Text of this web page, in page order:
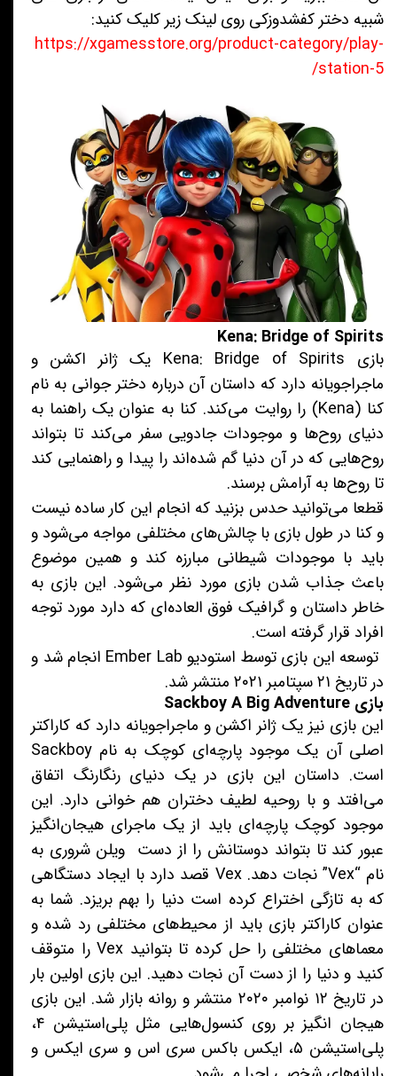
شبیه دختر کفشدوزکی روی لینک زیر کلیک کنید:
https://xgamesstore.org/product-category/play-
station-5/
Kena: Bridge of Spirits
بازی Kena: Bridge of Spirits یک ژانر اکشن و
ماجراجویانه دارد که داستان آن درباره‌ دختر جوانی به نام
کنا (Kena) را روایت می‌کند. کنا به عنوان یک راهنما به
دنیای روح‌ها و موجودات جادویی سفر می‌کند تا بتواند
روح‌هایی که در آن دنیا گم شده‌اند را پیدا و راهنمایی کند
تا روح‌ها به آرامش برسند.
قطعا می‌توانید حدس بزنید که انجام این کار ساده نیست
و کنا در طول بازی با چالش‌های مختلفی مواجه می‌شود و
باید با موجودات شیطانی مبارزه کند و همین موضوع
باعث جذاب شدن بازی مورد نظر می‌شود. این بازی به
خاطر داستان و گرافیک فوق‌ العاده‌ای که دارد مورد توجه
افراد قرار گرفته است.
توسعه این بازی توسط استودیو Ember Lab انجام شد و
در تاریخ ۲۱ سپتامبر ۲۰۲۱ منتشر شد.
بازی Sackboy A Big Adventure
این بازی نیز یک ژانر اکشن و ماجراجویانه دارد که کاراکتر
اصلی آن یک موجود پارچه‌ای کوچک به نام Sackboy
است. داستان این بازی در یک دنیای رنگارنگ اتفاق
می‌افتد و با روحیه لطیف دختران هم خوانی دارد. این
موجود کوچک پارچه‌ای باید از یک ماجرای هیجان‌انگیز
عبور کند تا بتواند دوستانش را از دست ویلن شروری به
نام “Vex” نجات دهد. Vex قصد دارد با ایجاد دستگاهی
که به تازگی اختراع کرده است دنیا را بهم بریزد. شما به
عنوان کاراکتر بازی باید از محیط‌های مختلفی رد شده و
معماهای مختلفی را حل کرده تا بتوانید Vex را متوقف
کنید و دنیا را از دست آن نجات دهید. این بازی اولین بار
در تاریخ ۱۲ نوامبر ۲۰۲۰ منتشر و روانه بازار شد. این بازی
هیجان انگیز بر روی کنسول‌هایی مثل پلی‌استیشن ۴،
پلی‌استیشن ۵، ایکس باکس سری اس و سری ایکس و